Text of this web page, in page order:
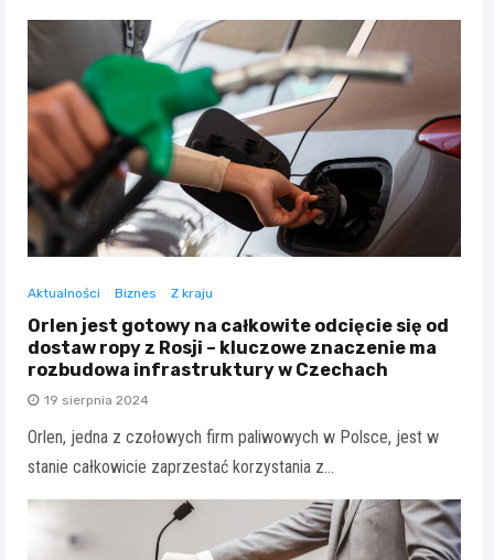
Aktualności Biznes Z kraju
Orlen jest gotowy na całkowite odcięcie się od
dostaw ropy z Rosji – kluczowe znaczenie ma
rozbudowa infrastruktury w Czechach
19 sierpnia 2024
Orlen, jedna z czołowych firm paliwowych w Polsce, jest w
stanie całkowicie zaprzestać korzystania z…